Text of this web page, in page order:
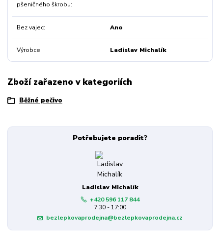
pšeničného škrobu
Bez vajec Ano
Výrobce Ladislav Michalík
Zboží zařazeno v kategoriích
Běžné pečivo
Potřebujete poradit?
Ladislav Michalík
+420 596 117 844
7:30 - 17:00
bezlepkovaprodejna@bezlepkovaprodejna.cz